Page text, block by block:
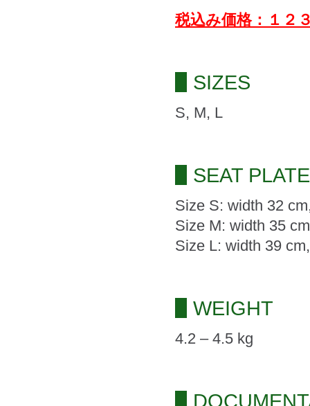
税込み価格：１２
SIZES
S, M, L
SEAT
Size S: width 32
Size M: width 35
Size L: width 39
WEIGHT
4.2 – 4.5 kg